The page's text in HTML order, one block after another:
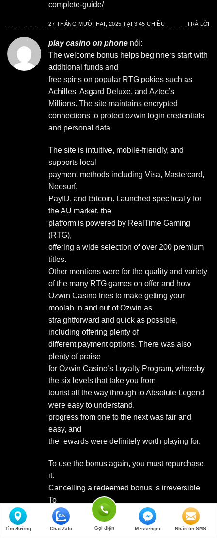
complete-guide/
27 THÁNG MƯỜI HAI, 2025 TẠI 3:45 CHIỀU TRẢ LỜI
play casino on phone nói:
The welcome bonus helps beginners start with
additional funds and
free spins on popular RTG pokies such as
Achilles, Asgard Deluxe, and Aztec’s
Millions. The site maintains encrypted
connections to protect ozwin login credentials
and personal data.
The site is intuitive, mobile-friendly, and
supports local
payment methods including Visa, Mastercard,
Neosurf,
PayID, and Bitcoin. Launched specifically for
the AU market, the
platform is powered by RealTime Gaming
(RTG),
offering a wide selection of over 200 premium
titles.
Other mentions were for the quality and variety
of the many RTG games on offer and how
Ozwin Casino tries to make getting your
moolah in and out of Ozwin as
straightforward and quick as possible,
including offering plenty of
different payment options. There was also
plenty of praise
for Ozwin Casino’s Loyalty Program, whereby
the six levels that take you from
tourist all the way through to Absolute Legend
were easy to understand,
progress from one to the next was fair and
easy, and
the rewards were definitely worth playing for.
To use the bonus again, you must repurchase
it.
Cancelling a redeemed bonus is irreversible.
To
redeem, go to the Pending tab, click “Redeem,”
then “Confirm.” Your bonus will move to Active
Tìm đường Chat Zalo Gọi điện Messenger Nhắn tin SMS